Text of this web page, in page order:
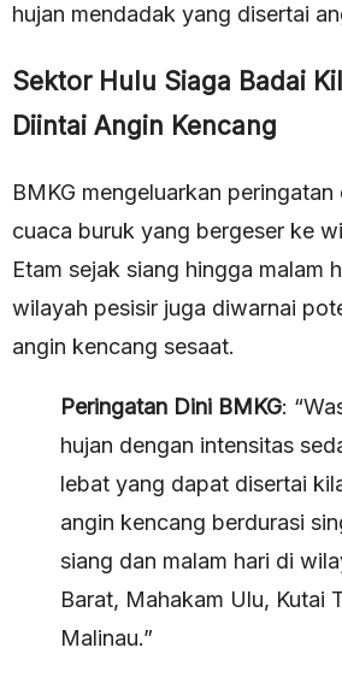
hujan mendadak yang disertai
Sektor Hulu Siaga Badai
Diintai Angin Kencang
BMKG mengeluarkan
cuaca buruk yang bergeser ke
Etam sejak siang hingga malam
wilayah pesisir juga diwarnai
angin kencang sesaat.
Peringatan Dini BMKG:
hujan dengan intensitas
lebat yang dapat disertai
angin kencang berdurasi
siang dan malam hari di
Barat, Mahakam Ulu, Kutai
Malinau.”